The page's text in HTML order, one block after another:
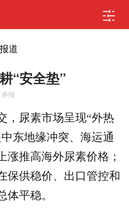
道
“安全垫”
报
，尿素市场呈现“外热
东地缘冲突、海运通
涨推高海外尿素价格；
保供稳价、出口管控和
体平稳。